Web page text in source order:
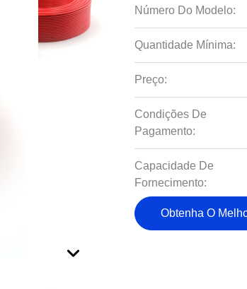
Número Do Modelo:
Quantidade Mínima:
Preço:
Condições De
Pagamento:
Capacidade De
Fornecimento:
Obtenha O